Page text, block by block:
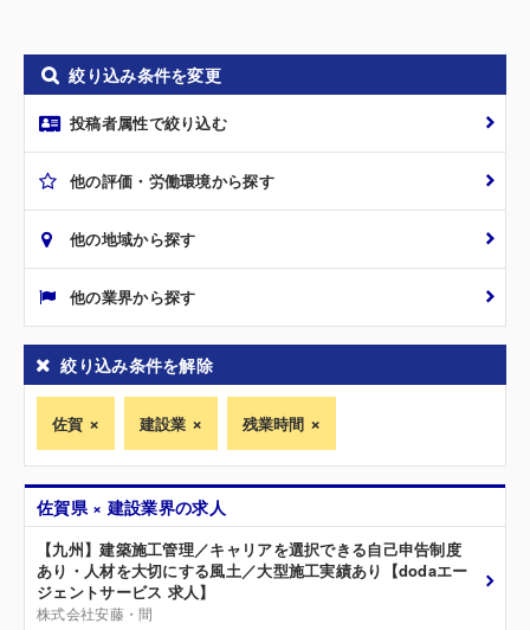
絞り込み条件を変更
投稿者属性で絞り込む
他の評価・労働環境から探す
他の地域から探す
他の業界から探す
絞り込み条件を解除
佐賀 建設業 残業時間
佐賀県 × 建設業界の求人
【九州】建築施工管理／キャリアを選択できる自己申告制度
あり・人材を大切にする風土／大型施工実績あり【dodaエー
ジェントサービス 求人】
株式会社安藤・間